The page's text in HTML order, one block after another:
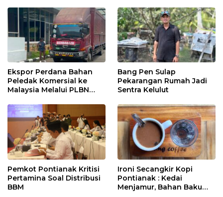
Ekspor Perdana Bahan
Peledak Komersial ke
Malaysia Melalui PLBN
Bang Pen Sulap
Pekarangan Rumah Jadi
Sentra Kelulut
Pemkot Pontianak Kritisi
Pertamina Soal Distribusi
BBM
Ironi Secangkir Kopi
Pontianak : Kedai
Menjamur, Bahan Baku